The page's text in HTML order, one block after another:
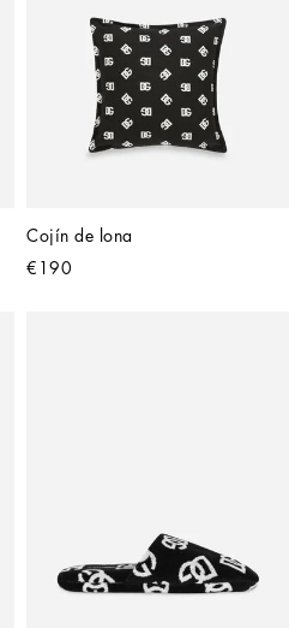
Cojín de lona
€190